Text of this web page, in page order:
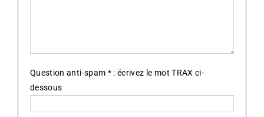
Question anti-spam * : écrivez le mot TRAX ci-
dessous